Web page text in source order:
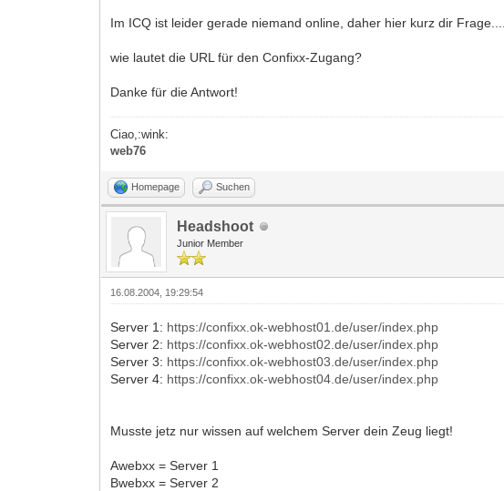
Im ICQ ist leider gerade niemand online, daher hier kurz dir Frage.....
wie lautet die URL für den Confixx-Zugang?
Danke für die Antwort!
Ciao,:wink:
web76
Homepage Suchen
Headshoot
Junior Member
16.08.2004, 19:29:54
Server 1: https://confixx.ok-webhost01.de/user/index.php
Server 2: https://confixx.ok-webhost02.de/user/index.php
Server 3: https://confixx.ok-webhost03.de/user/index.php
Server 4: https://confixx.ok-webhost04.de/user/index.php
Musste jetz nur wissen auf welchem Server dein Zeug liegt!
Awebxx = Server 1
Bwebxx = Server 2